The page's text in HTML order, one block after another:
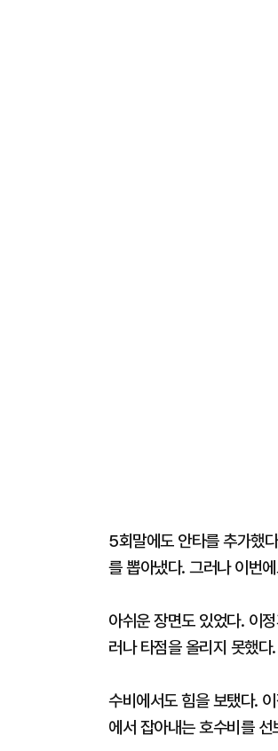
5회말에도 안타를 추가했
를 뽑아냈다. 그러나 이번
아쉬운 장면도 있었다. 이
러나 타점을 올리지 못했
수비에서도 힘을 보탰다.
에서 잡아내는 호수비를 선